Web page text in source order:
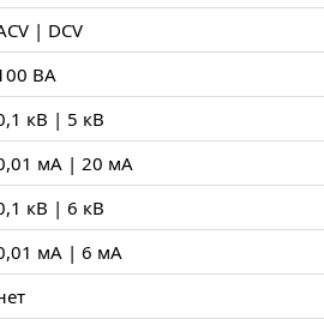
| DCV
ВА
кВ | 5 кВ
мА | 20 мА
кВ | 6 кВ
мА | 6 мА